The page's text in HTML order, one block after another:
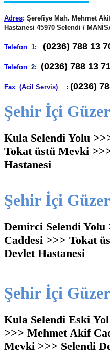
Adres: Şerefiye Mah. Mehmet
Hastanesi 45970 Selendi /
Telefon 1: (0236) 788 13
Telefon 2: (0236) 788 13
Fax (Acil Servis) : (0236)
Şehir İçi
Kula Selendi Yolu
Tokat üstü Mevki
Hastanesi
Şehir İçi
Demirci Selendi
Caddesi >>> Tokat
Devlet Hastanesi
Şehir İçi
Kula Selendi Eski
>>> Mehmet Akif
Mevki >>> Selendi